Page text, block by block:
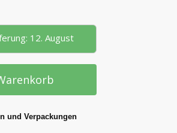
12. August
und Verpackungen